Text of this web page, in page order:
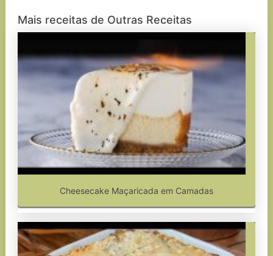
Mais receitas de Outras Receitas
Cheesecake Maçaricada em Camadas